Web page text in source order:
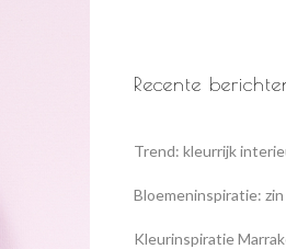
Recente
Trend: kleurrijk
Bloemeninspiratie:
Kleurinspiratie